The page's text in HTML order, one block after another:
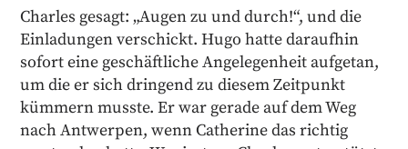
Charles gesagt: „Augen zu und durch!“, und die
Einladungen verschickt. Hugo hatte daraufhin
sofort eine geschäftliche Angelegenheit aufgetan,
um die er sich dringend zu diesem Zeitpunkt
kümmern musste. Er war gerade auf dem Weg
nach Antwerpen, wenn Catherine das richtig